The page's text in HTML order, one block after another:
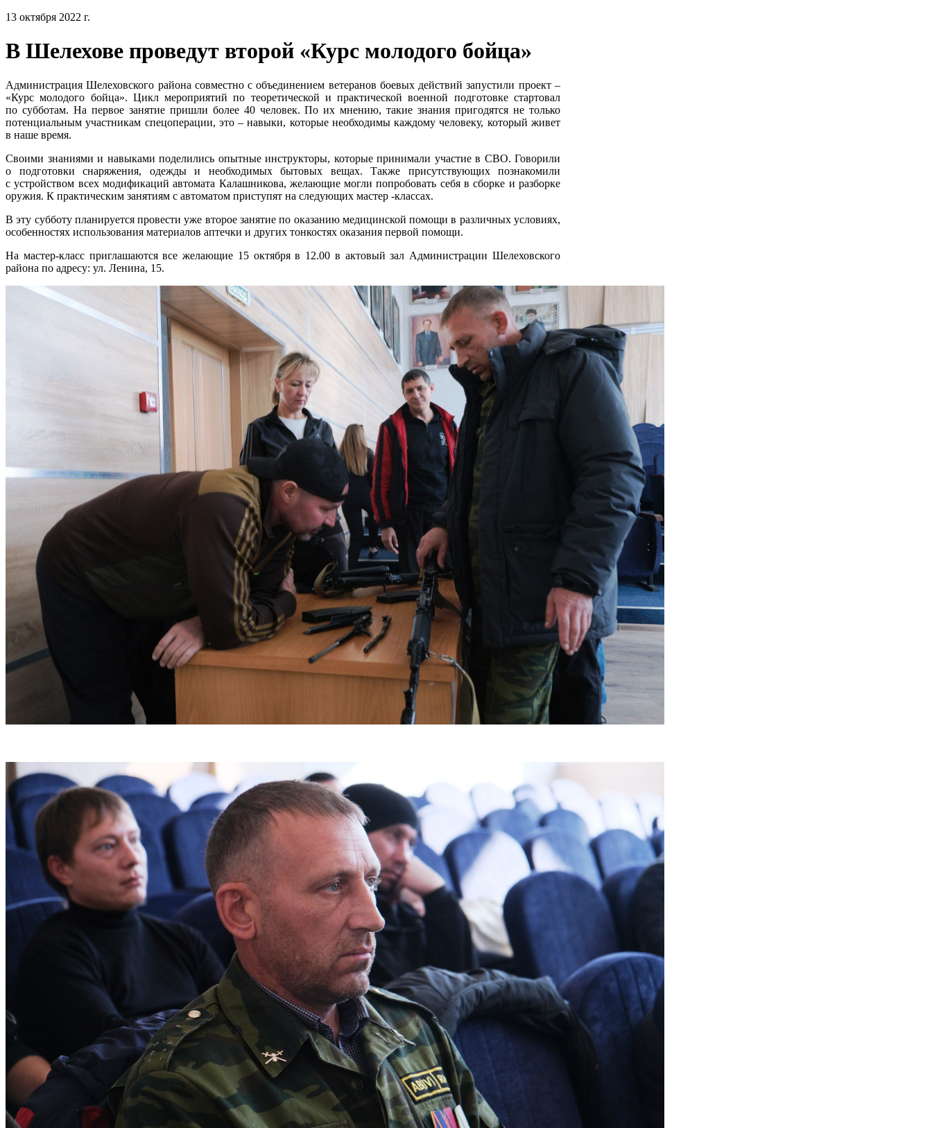
13 октября 2022 г.
В Шелехове проведут второй «Курс молодого бойца»
Администрация Шелеховского района совместно с объединением ветеранов боевых действий запустили проект –
«Курс молодого бойца». Цикл мероприятий по теоретической и практической военной подготовке стартовал
по субботам. На первое занятие пришли более 40 человек. По их мнению, такие знания пригодятся не только
потенциальным участникам спецоперации, это – навыки, которые необходимы каждому человеку, который живет
в наше время.
Своими знаниями и навыками поделились опытные инструкторы, которые принимали участие в СВО. Говорили
о подготовки снаряжения, одежды и необходимых бытовых вещах. Также присутствующих познакомили
с устройством всех модификаций автомата Калашникова, желающие могли попробовать себя в сборке и разборке
оружия. К практическим занятиям с автоматом приступят на следующих мастер -классах.
В эту субботу планируется провести уже второе занятие по оказанию медицинской помощи в различных условиях,
особенностях использования материалов аптечки и других тонкостях оказания первой помощи.
На мастер-класс приглашаются все желающие 15 октября в 12.00 в актовый зал Администрации Шелеховского
района по адресу: ул. Ленина, 15.